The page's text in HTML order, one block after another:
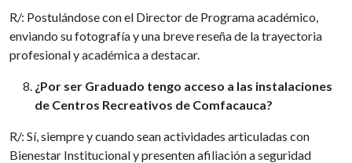
R/: Postulándose con el Director de Programa académico,
enviando su fotografía y una breve reseña de la trayectoria
profesional y académica a destacar.
¿Por ser Graduado tengo acceso a las instalaciones
de Centros Recreativos de Comfacauca?
R/: Sí, siempre y cuando sean actividades articuladas con
Bienestar Institucional y presenten afiliación a seguridad